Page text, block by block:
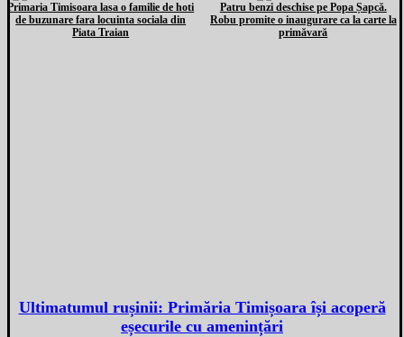
Primaria Timisoara lasa o familie de hoti
de buzunare fara locuinta sociala din
Piata Traian
Patru benzi deschise pe Popa Șapcă.
Robu promite o inaugurare ca la carte la
primăvară
Ultimatumul rușinii: Primăria Timișoara își acoperă
eșecurile cu amenințări